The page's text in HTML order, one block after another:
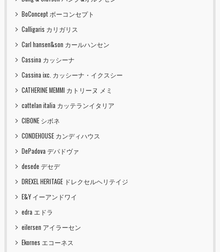
BoConcept ボーコンセプト
Calligaris カリガリス
Carl hansen&son カールハンセン
Cassina カッシーナ
Cassina ixc. カッシーナ・イクスシー
CATHERINE MEMMI カトリーヌ メミ
cattelan italia カッテランイタリア
CIBONE シボネ
CONDEHOUSE カンディハウス
DePadova デパドヴァ
desede デセデ
DREXEL HERITAGE ドレクセルヘリテイジ
E&Y イーアンドワイ
edra エドラ
eilersen アイラーセン
Ekornes エコーネス